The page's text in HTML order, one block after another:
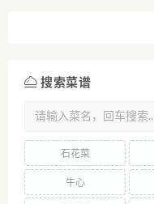
搜索菜谱
石花菜
牛心